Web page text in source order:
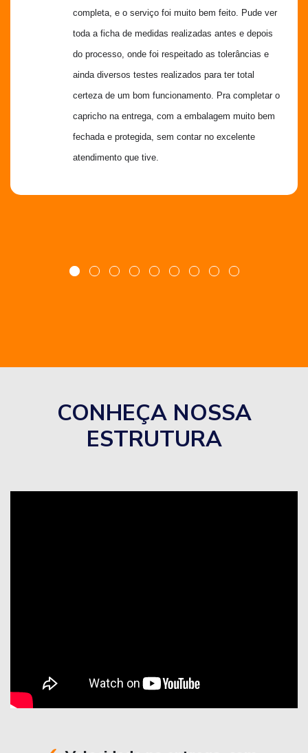
completa, e o serviço foi muito bem feito. Pude ver
toda a ficha de medidas realizadas antes e depois
do processo, onde foi respeitado as tolerâncias e
ainda diversos testes realizados para ter total
certeza de um bom funcionamento. Pra completar o
capricho na entrega, com a embalagem muito bem
fechada e protegida, sem contar no excelente
atendimento que tive.
CONHEÇA NOSSA
ESTRUTURA